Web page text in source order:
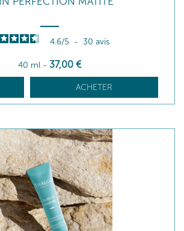
4.6/5 - 30 avis
40 ml - 37,00 €
ACHETER